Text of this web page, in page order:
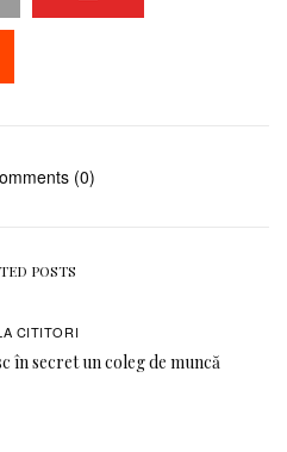
(0)
POSTS
CITITORI
în secret un coleg de muncă